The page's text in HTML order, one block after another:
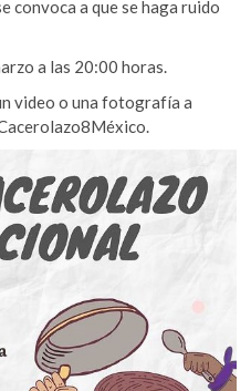
convoca a que se haga ruido
a las 20:00 horas.
video o una fotografía a